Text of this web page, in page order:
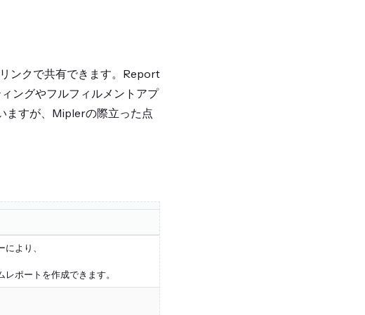
ンクで共有できます。Report
ングやフルフィルメントアプ
ますが、Miplerの際立った点
より、
ポートを作成できます。